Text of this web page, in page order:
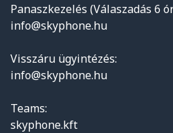
Panaszkezelés (Válaszadás 6
info@skyphone.hu
Visszáru ügyintézés:
info@skyphone.hu
Teams:
skyphone.kft